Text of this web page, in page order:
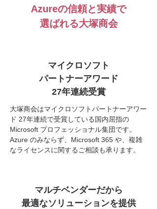
Azureの信頼と実績で
選ばれる大塚商会
マイクロソフト
パートナーアワード
27年連続受賞
大塚商会はマイクロソフトパートナーアワー
ド 27年連続で受賞している国内屈指の
Microsoft プロフェッショナル集団です。
Azure のみならず、Microsoft 365 や、複雑
なライセンスに関するご相談も承ります。
マルチベンダーだから
最適なソリューションを提供